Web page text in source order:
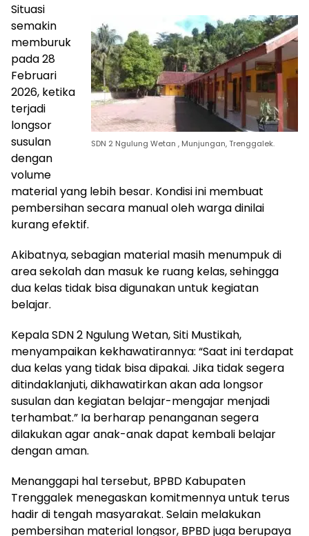
SDN 2 Ngulung Wetan , Munjungan, Trenggalek.
Situasi
semakin
memburuk
pada 28
Februari
2026, ketika
terjadi
longsor
susulan
dengan
volume
material yang lebih besar. Kondisi ini membuat
pembersihan secara manual oleh warga dinilai
kurang efektif.
Akibatnya, sebagian material masih menumpuk di
area sekolah dan masuk ke ruang kelas, sehingga
dua kelas tidak bisa digunakan untuk kegiatan
belajar.
Kepala SDN 2 Ngulung Wetan, Siti Mustikah,
menyampaikan kekhawatirannya: “Saat ini terdapat
dua kelas yang tidak bisa dipakai. Jika tidak segera
ditindaklanjuti, dikhawatirkan akan ada longsor
susulan dan kegiatan belajar-mengajar menjadi
terhambat.” Ia berharap penanganan segera
dilakukan agar anak-anak dapat kembali belajar
dengan aman.
Menanggapi hal tersebut, BPBD Kabupaten
Trenggalek menegaskan komitmennya untuk terus
hadir di tengah masyarakat. Selain melakukan
pembersihan material longsor, BPBD juga berupaya